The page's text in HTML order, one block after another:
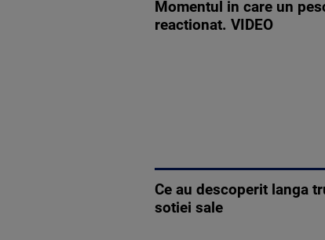
Momentul in care un
reactionat. VIDEO
Ce au descoperit langa
sotiei sale